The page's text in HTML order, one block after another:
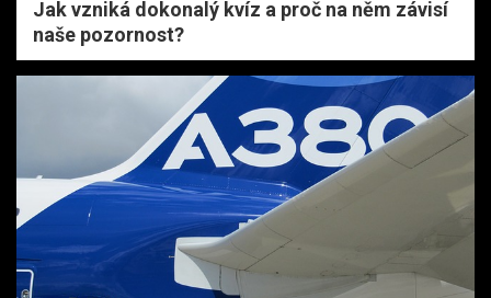
Jak vzniká dokonalý kvíz a proč na něm závisí
naše pozornost?